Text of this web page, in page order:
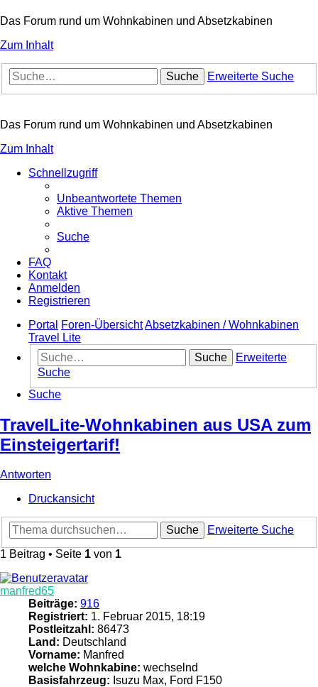
Das Forum rund um Wohnkabinen und Absetzkabinen
Zum Inhalt
Suche Erweiterte Suche
Das Forum rund um Wohnkabinen und Absetzkabinen
Zum Inhalt
Schnellzugriff
Unbeantwortete Themen
Aktive Themen
Suche
FAQ
Kontakt
Anmelden
Registrieren
Portal
Foren-ÜbersichtAbsetzkabinen / Wohnkabinen
Travel Lite
Suche
Erweiterte
Suche
Suche
TravelLite-Wohnkabinen aus USA zum
Einsteigertarif!
Antworten
Druckansicht
Suche
Erweiterte Suche
1 Beitrag • Seite 1 von 1
manfred65
Beiträge: 916
Registriert: 1. Februar 2015, 18:19
Postleitzahl: 86473
Land: Deutschland
Vorname: Manfred
welche Wohnkabine: wechselnd
Basisfahrzeug: Isuzu Max, Ford F150